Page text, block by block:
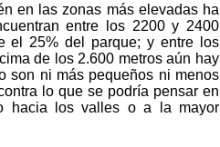
en las zonas más elevadas ha
entre los 2200 y 2400
el 25% del parque; y entre los
de los 2.600 metros aún hay
son ni más pequeños ni menos
lo que se podría pensar en
hacia los valles o a la mayor